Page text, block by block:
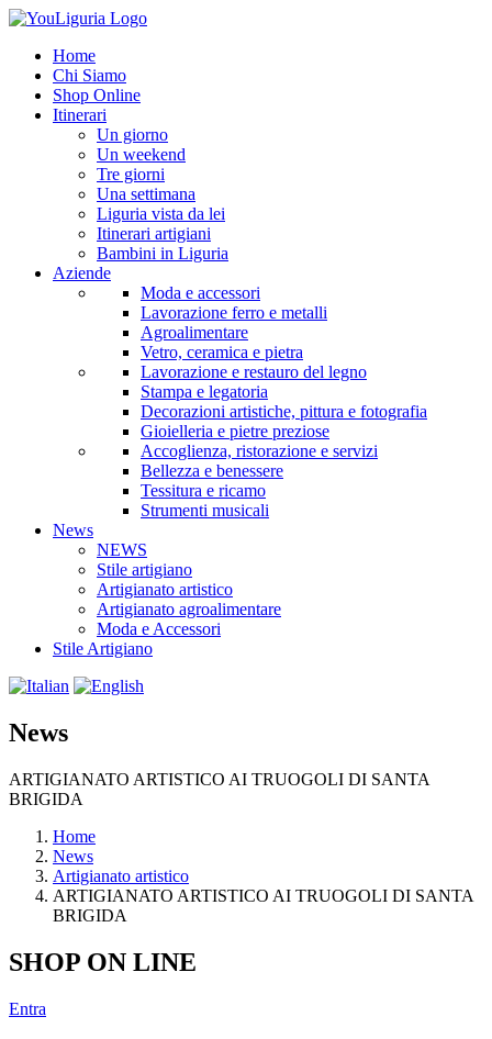
Home
Chi Siamo
Shop Online
Itinerari
Un giorno
Un weekend
Tre giorni
Una settimana
Liguria vista da lei
Itinerari artigiani
Bambini in Liguria
Aziende
Moda e accessori
Lavorazione ferro e metalli
Agroalimentare
Vetro, ceramica e pietra
Lavorazione e restauro del legno
Stampa e legatoria
Decorazioni artistiche, pittura e fotografia
Gioielleria e pietre preziose
Accoglienza, ristorazione e servizi
Bellezza e benessere
Tessitura e ricamo
Strumenti musicali
News
NEWS
Stile artigiano
Artigianato artistico
Artigianato agroalimentare
Moda e Accessori
Stile Artigiano
News
ARTIGIANATO ARTISTICO AI TRUOGOLI DI SANTA
BRIGIDA
Home
News
Artigianato artistico
ARTIGIANATO ARTISTICO AI TRUOGOLI DI SANTA
BRIGIDA
SHOP ON LINE
Entra